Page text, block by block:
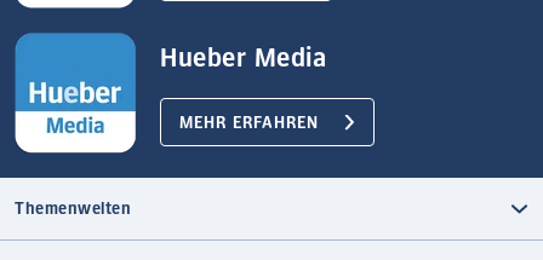
Hueber Media
MEHR ERFAHREN
Themenwelten